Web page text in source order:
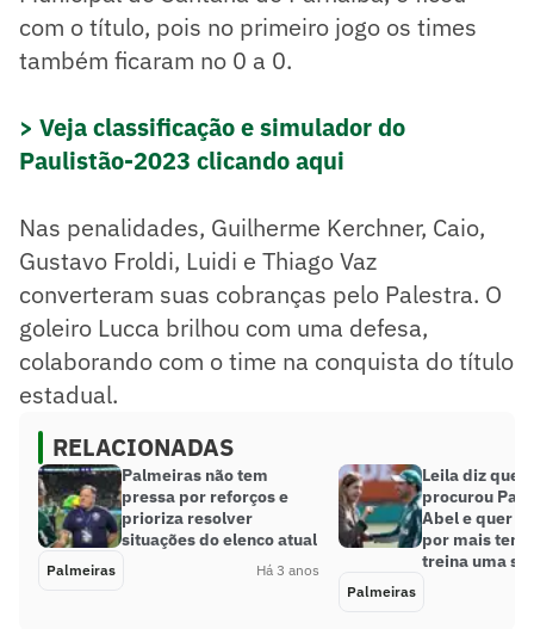
com o título, pois no primeiro jogo os times
também ficaram no 0 a 0.
> Veja classificação e simulador do
Paulistão-2023 clicando aqui
Nas penalidades, Guilherme Kerchner, Caio,
Gustavo Froldi, Luidi e Thiago Vaz
converteram suas cobranças pelo Palestra. O
goleiro Lucca brilhou com uma defesa,
colaborando com o time na conquista do título
estadual.
RELACIONADAS
Palmeiras não tem
pressa por reforços e
prioriza resolver
situações do elenco atual
Palmeiras Há 3 anos
Leila diz que
procurou
Abel e quer
por mais
treina uma
Palmeiras